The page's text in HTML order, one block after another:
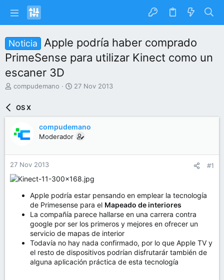
Noticia
Apple podría haber comprado
PrimeSense para utilizar Kinect como un
escaner 3D
I
a
r
d
e
l
compudemano
F
d
e
n
c
o
27 Nov 2013
OS X
compudemano
Moderador
27 Nov 2013 #1
Apple podría estar pensando en emplear la tecnología
de Primesense para el Mapeado de interiores
La compañía parece hallarse en una carrera contra
google por ser los primeros y mejores en ofrecer un
servicio de mapas de interior
Todavía no hay nada confirmado, por lo que Apple TV y
el resto de dispositivos podrían disfrutarár también de
alguna aplicación práctica de esta tecnología